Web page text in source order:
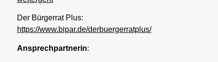
Der Bürgerrat Plus:
https://www.bipar.de/derbuergerratplus/
Ansprechpartnerin: